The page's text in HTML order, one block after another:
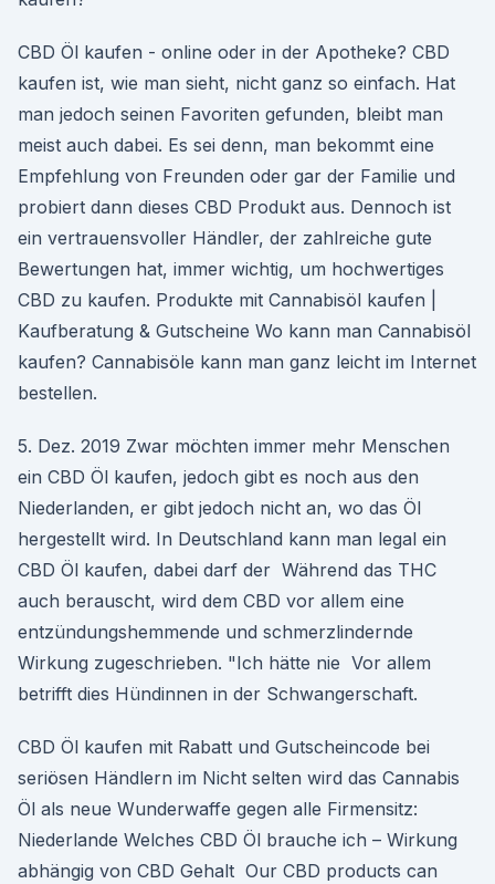
CBD Öl kaufen - online oder in der Apotheke? CBD
kaufen ist, wie man sieht, nicht ganz so einfach. Hat
man jedoch seinen Favoriten gefunden, bleibt man
meist auch dabei. Es sei denn, man bekommt eine
Empfehlung von Freunden oder gar der Familie und
probiert dann dieses CBD Produkt aus. Dennoch ist
ein vertrauensvoller Händler, der zahlreiche gute
Bewertungen hat, immer wichtig, um hochwertiges
CBD zu kaufen. Produkte mit Cannabisöl kaufen |
Kaufberatung & Gutscheine Wo kann man Cannabisöl
kaufen? Cannabisöle kann man ganz leicht im Internet
bestellen.
5. Dez. 2019 Zwar möchten immer mehr Menschen
ein CBD Öl kaufen, jedoch gibt es noch aus den
Niederlanden, er gibt jedoch nicht an, wo das Öl
hergestellt wird. In Deutschland kann man legal ein
CBD Öl kaufen, dabei darf der Während das THC
auch berauscht, wird dem CBD vor allem eine
entzündungshemmende und schmerzlindernde
Wirkung zugeschrieben. "Ich hätte nie Vor allem
betrifft dies Hündinnen in der Schwangerschaft.
CBD Öl kaufen mit Rabatt und Gutscheincode bei
seriösen Händlern im Nicht selten wird das Cannabis
Öl als neue Wunderwaffe gegen alle Firmensitz:
Niederlande Welches CBD Öl brauche ich – Wirkung
abhängig von CBD Gehalt Our CBD products can